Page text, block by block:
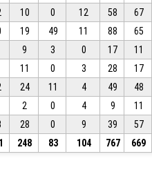
10 0 12 58 67
19 49 11 88 65
9 3 0 17 11
11 0 3 28 17
24 11 4 49 48
2 0 4 9 11
28 0 9 39 57
248 83 104 767 669